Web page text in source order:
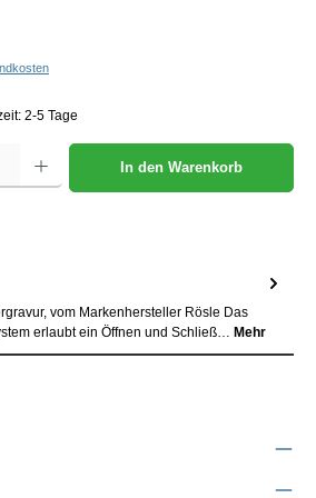
2-5 Tage
Wert ein oder benutze die Schaltflächen um die
In den Warenkorb
vom Markenhersteller Rösle Das
erlaubt ein Öffnen und Schließ… Mehr